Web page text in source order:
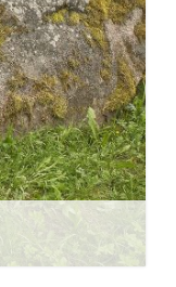
Sužinoti daugiau